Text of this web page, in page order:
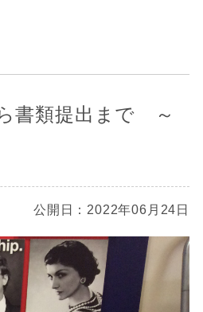
書類提出まで ～
公開日：2022年06月24日